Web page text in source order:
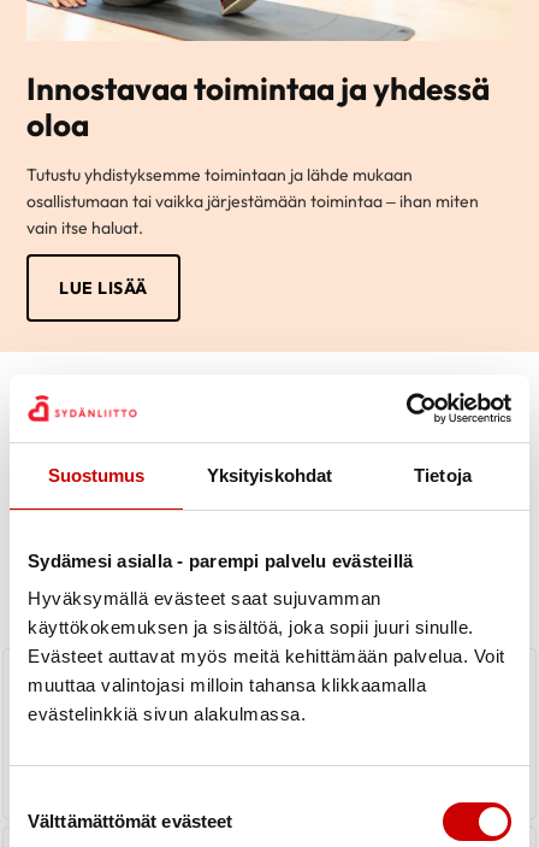
Suostumus Yksityiskohdat Tietoja
Sydämesi asialla - parempi palvelu evästeillä
Hyväksymällä evästeet saat sujuvamman
käyttökokemuksen ja sisältöä, joka sopii juuri sinulle.
Evästeet auttavat myös meitä kehittämään palvelua. Voit
muuttaa valintojasi milloin tahansa klikkaamalla
evästelinkkiä sivun alakulmassa.
Välttämättömät evästeet
Innostavaa toimintaa ja yhdessä
oloa
Tutustu yhdistyksemme toimintaan ja lähde mukaan
osallistumaan tai vaikka järjestämään toimintaa – ihan miten
vain itse haluat.
LUE LISÄÄ
Yhdistys Piiri
Terveys- ja hyvinvointimessut 9.3.
klo 10–17